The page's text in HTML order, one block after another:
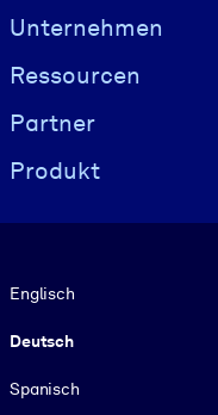
Visually hidden Text
Unternehmen
Ressourcen
Partner
Produkt
Englisch
Deutsch
Spanisch